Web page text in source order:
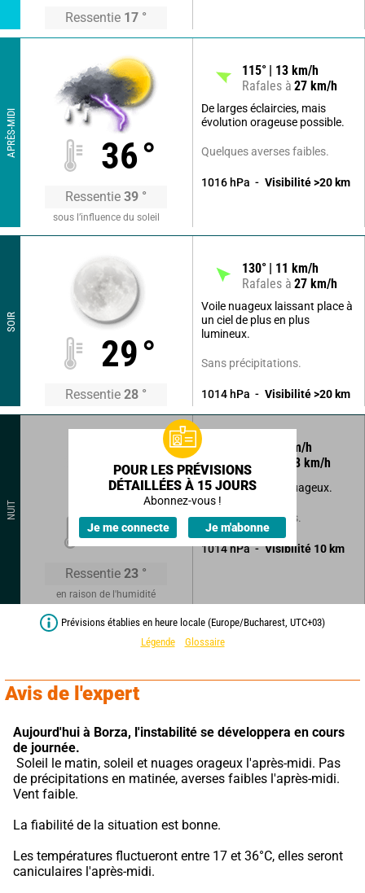
Ressentie 17 °
APRÈS-MIDI 36°
Ressentie 39 °
sous l’influence du soleil
115° 13 km/h
Rafales à 27 km/h
De larges éclaircies, mais
évolution orageuse possible.
Quelques averses faibles.
1016 hPa Visibilité >20 km
SOIR
29°
Ressentie 28 °
130° 11 km/h
Rafales à 27 km/h
Voile nuageux laissant place à
un ciel de plus en plus
lumineux.
Sans précipitations.
1014 hPa Visibilité >20 km
NUIT
21°
Ressentie 23 °
en raison de l'humidité
km/h
Rafales à
8 km/h
Beau temps peu nuageux.
Sans précipitations.
1014hPa Visibilité 10 km
POUR LES PRÉVISIONS
DÉTAILLÉES À 15 JOURS
Abonnez-vous !
Je me connecte Je m'abonne
Prévisions établies en heure locale (Europe/Bucharest, UTC+03)
Légende
Glossaire
Avis de l'expert
Aujourd'hui à Borza, l'instabilité se développera en cours
de journée.
de précipitations en matinée, averses faibles l'après-midi.
Vent faible.
La fiabilité de la situation est bonne.
Les températures fluctueront entre 17 et 36°C, elles seront
caniculaires l'après-midi.